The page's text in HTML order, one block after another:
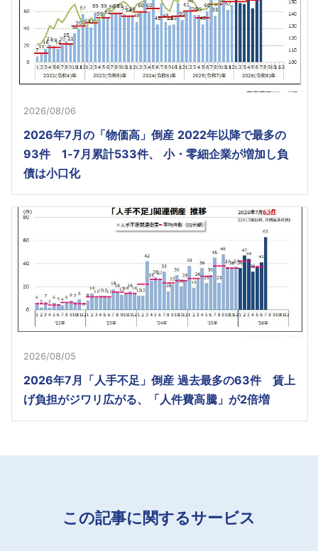
2026/08/06
2026年7月の「物価高」倒産 2022年以降で最多の
93件 1-7月累計533件、 小・零細企業が増加し負
債は小口化
2026/08/05
2026年7月「人手不足」倒産 過去最多の63件 賃上
げ負担がジワリ広がる、「人件費高騰」が2倍増
この記事に関するサービス